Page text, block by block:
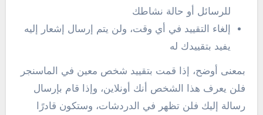
للرسائل أو حالة نشاطك
إلغاء التقييد في أي وقت، ولن يتم إرسال إشعار إليه
يفيد بتقييدك له
بمعنى أوضح، إذا قمت بتقييد شخص معين في الماسنجر
فلن يعرف هذا الشخص أنك أونلاين، وإذا قام بإرسال
رسالة إليك فلن تظهر في الدردشات، وستكون قادرًا